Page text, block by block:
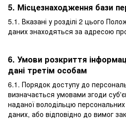
5. Місцезнаходження бази
5.1. Вказані у розділі 2 цього
даних знаходяться за адресою
6. Умови розкриття
дані третім особам
6.1. Порядок доступу до
визначається умовами згоди
наданої володільцю
даних, або відповідно до вимог